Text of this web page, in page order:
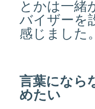
とかは一緒
バイザーを
感じました
言葉になら
めたい